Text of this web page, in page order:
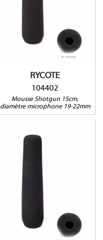
RYCOTE
104402
Mousse Shotgun 15cm,
diamètre microphone 19-22mm
Compatible avec :
AT897, Neumann KMR81,
Rode NTG-1, NTG-2, Sanken
CS1, CS2, Schoeps
SuperCMIT, Shure VP82,
104401
Compatible avec : AKG
MC726, MC736, MC836,
MCE86N, Rode NTG-3,
Sanken CS3, Sennheiser
ME66-K6, ME80, MKH-418,